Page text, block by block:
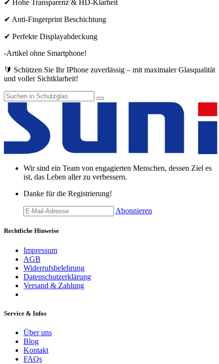
✔ Hohe Transparenz & HD-Klarheit
✔ Anti-Fingerprint Beschichtung
✔ Perfekte Displayabdeckung
-Artikel ohne Smartphone!
🔰 Schützen Sie Ihr IPhone zuverlässig – mit maximaler Glasqualität
und voller Sichtklarheit!
Wir sind ein Team von engagierten Menschen, dessen Ziel es
ist, das Leben aller zu verbessern.
Danke für die Registrierung!
Abonnieren
Rechtliche Hinweise
Impressum
AGB
Widerrufsbelehrung
Datenschutzerklärung
Versand & Zahlung
Service & Infos
Über uns
Blog
Kontakt
FAQs